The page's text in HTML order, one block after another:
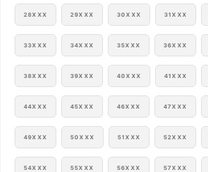
28XXX 29XXX 30XXX 31XXX
33XXX 34XXX 35XXX 36XXX
38XXX 39XXX 40XXX 41XXX
44XXX 45XXX 46XXX 47XXX
49XXX 50XXX 51XXX 52XXX
54XXX 55XXX 56XXX 57XXX